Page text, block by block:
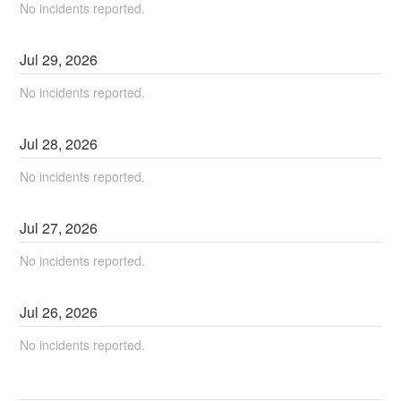
No incidents reported.
Jul29,2026
No incidents reported.
Jul28,2026
No incidents reported.
Jul27,2026
No incidents reported.
Jul26,2026
No incidents reported.